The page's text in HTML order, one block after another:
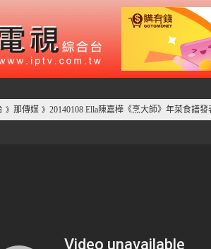
》 那傳媒 》 20140108 Ella陳嘉樺《烹大師》年菜食譜發